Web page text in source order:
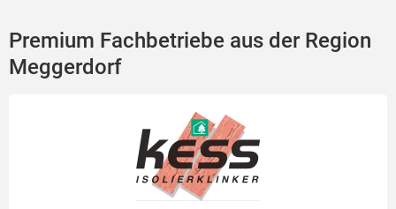
Premium Fachbetriebe aus der Region
Meggerdorf